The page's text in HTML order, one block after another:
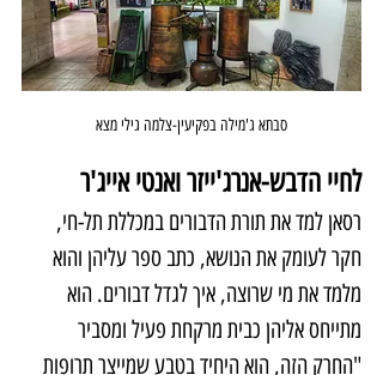
סבתא ג'מילה בפקיעין-צלמה גילי מצא
לחיי הדבש-אנרג'ייזר ואנטי אייג'ר
רסאן למד את תורת הדבורים במכללת תל-חי,
חקר לעומק את הנושא, כתב ספר עליהן והוא
מלמד את מי שרוצה, איך לגדל דבורים. הוא
מתייחס אליהן כבית מרקחת פעיל ומסביר
"החרק הזה, הוא היחיד בטבע שמייצר תרופות